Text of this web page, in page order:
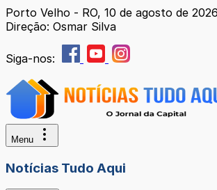
Porto Velho - RO, 10 de agosto de
Direção: Osmar Silva
Siga-nos:
Menu
Notícias Tudo Aqui